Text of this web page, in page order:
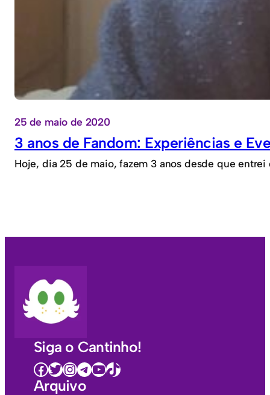
25 de maio de 2020
3 anos de Fandom: Experiências e
Hoje, dia 25 de maio, fazem 3 anos desde que
Siga o Cantinho!
Facebook Twitter InstagramTelegramYoutube TikTok
Arquivo